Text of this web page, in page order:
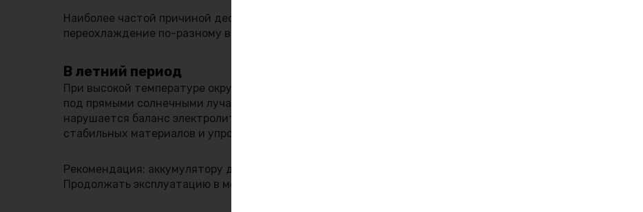
Наиболее частой причиной деформации корпуса считается эксплуатация за пределами допустимого
переохлаждение по-разному воздействуют на аккумулятор, но в обоих случаях нарушают стабильность
В летний период
При высокой температуре окружающей среды аккумулятор работает в условиях ускоренных химических
под прямыми солнечными лучами, нагрев усиливается за счёт подкапотного пространства. В таких
нарушается баланс электролита и увеличивается давление внутри корпуса. У бюджетных АКБ этот
стабильных материалов и упрощённой конструкции.
Рекомендация: аккумулятору дают остыть в тени до нормализации напряжения на клеммах, после чего
Продолжать эксплуатацию в момент перегрева нецелесообразно.